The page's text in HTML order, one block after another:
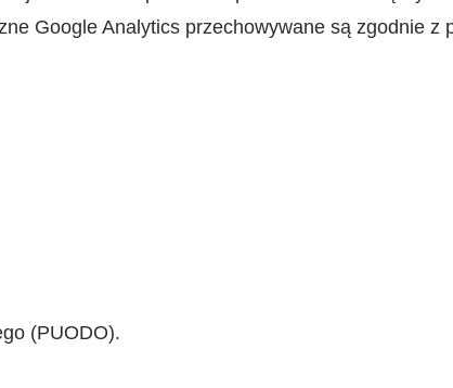
Google Analytics przechowywane są zgodnie z
(PUODO).